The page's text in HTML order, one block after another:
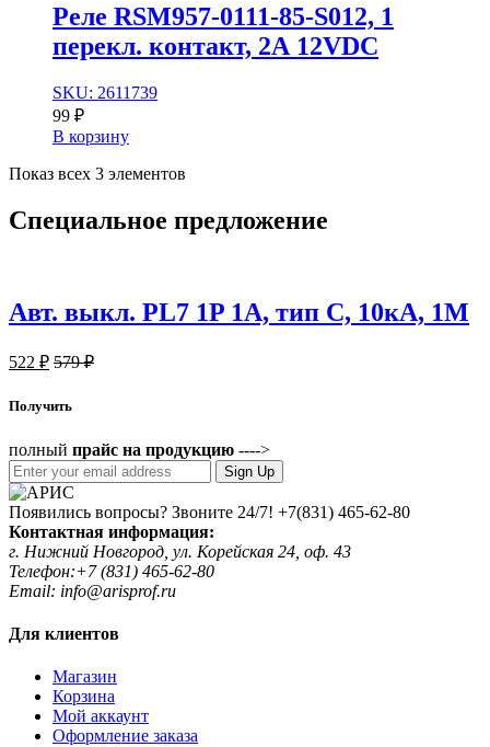
Реле RSM957-0111-85-S012, 1
перекл. контакт, 2А 12VDC
SKU: 2611739
99 ₽
В корзину
Показ всех 3 элементов
Специальное предложение
Авт. выкл. PL7 1P 1А, тип С, 10кА, 1М
522 ₽ 579₽
Получить
полный прайс на продукцию ---->
Sign Up
Появились вопросы? Звоните 24/7! +7(831) 465-62-80
Контактная информация:
г. Нижний Новгород, ул. Корейская 24, оф. 43
Телефон:+7 (831) 465-62-80
Email: info@arisprof.ru
Для клиентов
Магазин
Корзина
Мой аккаунт
Оформление заказа